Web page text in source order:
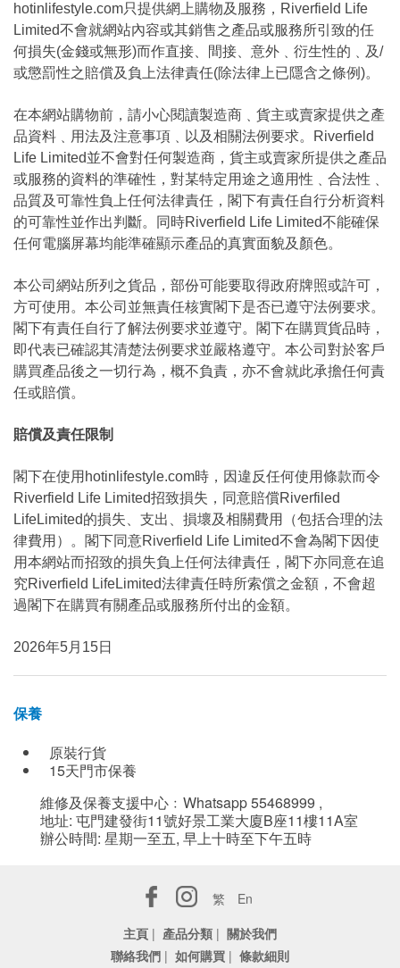
hotinlifestyle.com只提供網上購物及服務，Riverfield Life
Limited不會就網站內容或其銷售之產品或服務所引致的任
何損失(金錢或無形)而作直接、間接、意外﹑衍生性的﹑及/
或懲罰性之賠償及負上法律責任(除法律上已隱含之條例)。
在本網站購物前，請小心閱讀製造商﹑貨主或賣家提供之產
品資料﹑用法及注意事項﹑以及相關法例要求。Riverfield
Life Limited並不會對任何製造商，貨主或賣家所提供之產品
或服務的資料的準確性，對某特定用途之適用性﹑合法性﹑
品質及可靠性負上任何法律責任，閣下有責任自行分析資料
的可靠性並作出判斷。同時Riverfield Life Limited不能確保
任何電腦屏幕均能準確顯示產品的真實面貌及顏色。
本公司網站所列之貨品，部份可能要取得政府牌照或許可，
方可使用。本公司並無責任核實閣下是否已遵守法例要求。
閣下有責任自行了解法例要求並遵守。閣下在購買貨品時，
即代表已確認其清楚法例要求並嚴格遵守。本公司對於客戶
購買產品後之一切行為，概不負責，亦不會就此承擔任何責
任或賠償。
賠償及責任限制
閣下在使用hotinlifestyle.com時，因違反任何使用條款而令
Riverfield Life Limited招致損失，同意賠償Riverfiled
LifeLimited的損失、支出、損壞及相關費用（包括合理的法
律費用）。閣下同意Riverfield Life Limited不會為閣下因使
用本網站而招致的損失負上任何法律責任，閣下亦同意在追
究Riverfield LifeLimited法律責任時所索償之金額，不會超
過閣下在購買有關產品或服務所付出的金額。
2026年5月15日
保養
原裝行貨
15天門市保養
維修及保養支援中心﹕Whatsapp 55468999 ,
地址: 屯門建發街11號好景工業大廈B座11樓11A室
辦公時間: 星期一至五, 早上十時至下午五時
繁
En
主頁 | 產品分類 | 關於我們
聯絡我們 | 如何購買 | 條款細則